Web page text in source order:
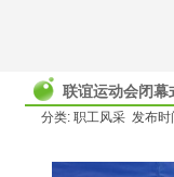
联谊运动会闭幕
分类: 职工风采 发布